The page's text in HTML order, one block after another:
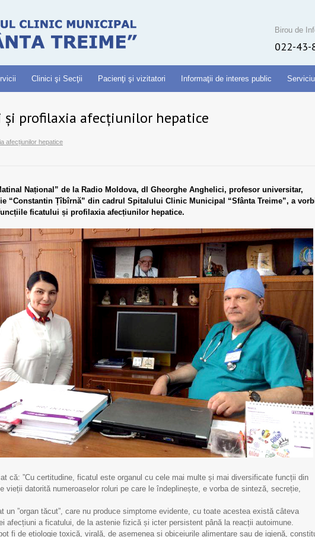
Birou de
022-43-
Clinici şi Secţii Pacienţi şi vizitatori Informaţii de interes public
profilaxia afecțiunilor hepatice
afecțiunilor hepatice
Național” de la Radio Moldova, dl Gheorghe Anghelici, profesor universitar,
“Constantin Țîbîrnă” din cadrul Spitalului Clinic Municipal “Sfânta Treime”, a
ficatului și profilaxia afecțiunilor hepatice.
că: ”Cu certitudine, ficatul este organul cu cele mai multe și mai diversificate funcții din
vieții datorită numeroaselor roluri pe care le îndeplinește, e vorba de sinteză, secreție,
un ”organ tăcut”, care nu produce simptome evidente, cu toate acestea există câteva
afecțiuni a ficatului, de la astenie fizică și icter persistent până la reacții autoimune.
fi de etiologie toxică, virală, de asemenea și obiceiurile alimentare sau de igienă,
pentru Echipa IMSP
pentru Echipa IMSP